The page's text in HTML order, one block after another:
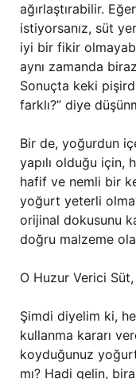
ağırlaştırabilir.
istiyorsanız, süt
iyi bir fikir
aynı zamanda
Sonuçta keki
farklı?” diye
Bir de, yoğurdun
yapılı olduğu için,
hafif ve nemli bir
yoğurt yeterli
orijinal dokusunu
doğru malzeme
O Huzur Verici
Şimdi diyelim ki,
kullanma kararı
koyduğunuz
mı? Hadi gelin,